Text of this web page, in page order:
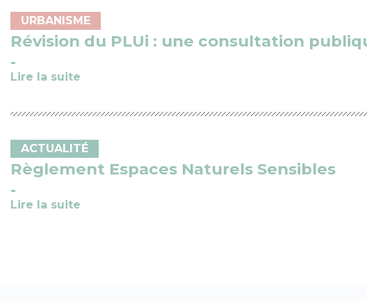
URBANISME
Révision du PLUi : une consultation
Lire la suite
ACTUALITÉ
Règlement Espaces Naturels Sensibles
Lire la suite